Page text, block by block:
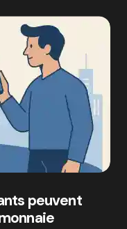
peuvent